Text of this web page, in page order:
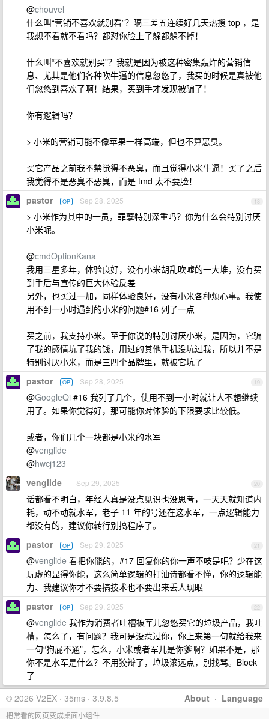
@chouvel
什么叫“营销不喜欢就别看”？隔三差五连续好几天热搜 top ，是
我想不看就不看吗？都怼你脸上了躲都躲不掉！
什么叫“不喜欢就别买”？我就是因为被这种密集轰炸的营销信
息、尤其是他们各种吹牛逼的信息忽悠了，我买的时候是真被他
们忽悠到喜欢了啊！结果，买到手才发现被骗了！
你有逻辑吗？
> 小米的营销可能不像苹果一样高端，但也不算恶臭。
买它产品之前我不禁觉得不恶臭，而且觉得小米牛逼！买了之后
我觉得不是恶臭不恶臭，而是 tmd 太不要脸！
18
pastor OP Sep 28, 2025
> 小米作为其中的一员，罪孽特别深重吗？你为什么会特别讨厌
小米呢。
@cmdOptionKana
我用三星多年，体验良好，没有小米胡乱吹嘘的一大堆，没有买
到手后与宣传的巨大体验反差
另外，也买过一加，同样体验良好，没有小米各种烦心事。我使
用不到一小时遇到的小米的问题#16 列了一点
买之前，我支持小米。至于你说的特别讨厌小米，是因为，它骗
了我的感情坑了我的钱，用过的其他手机没坑过我，所以并不是
特别讨厌小米，而是三四个品牌里，就被它坑了
19
pastor OP Sep 28, 2025
@GoogleQi #16 我列了几个，使用不到一小时就让人不想继续
用了。如果你觉得好，那可能你对体验的下限要求比较低。
或者，你们几个一块都是小米的水军
@venglide
@hwcj123
20
venglide Sep 29, 2025
话都看不明白，年经人真是没点见识也没思考，一天天就知道内
耗，动不动就水军，老子 11 年的号还在这水军，一点逻辑能力
都没有的，建议你转行别搞程序了。
21
pastor OP Sep 29, 2025
@venglide 看把你能的，#17 回复你的你一声不吱是吧？少在这
玩虚的显得你能，这么简单逻辑的打油诗都看不懂，你的逻辑能
力、我建议你才不要搞技术也不要出来丢人现眼
22
pastor OP Sep 29, 2025
@venglide 我作为消费者吐槽被军儿忽悠买它的垃圾产品，我吐
槽，怎么了，有问题？我可是没惹过你，你上来第一句就给我来
一句“狗屁不通”，怎么，小米或者军儿是你爹啊？如果不是，那
你不是水军是什么？不用狡辩了，垃圾滚远点，别找骂。Block
了
About · Language
© 2026 V2EX · 35ms · 3.9.8.5
把常看的网页变成桌面小组件